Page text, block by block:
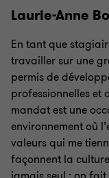
Laurie-Anne
En tant que
travailler sur une
permis de
professionnelles et
mandat est une
environnement où
valeurs qui me
façonnent la culture